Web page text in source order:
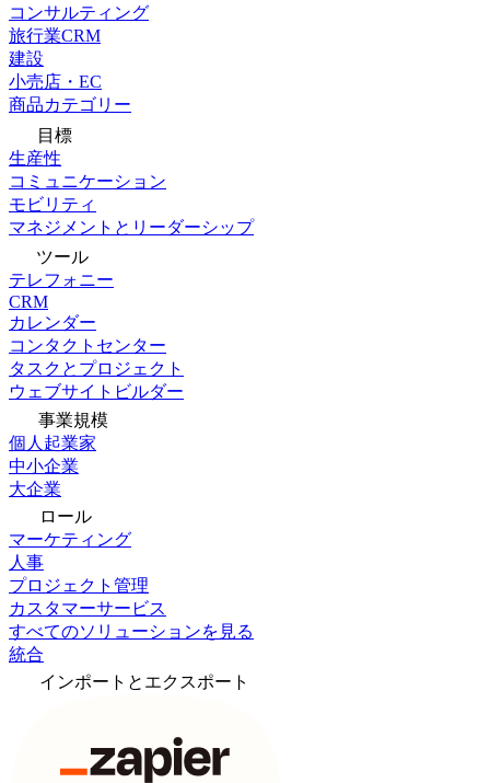
コンサルティング
旅行業CRM
建設
小売店・EC
商品カテゴリー
目標
生産性
コミュニケーション
モビリティ
マネジメントとリーダーシップ
ツール
テレフォニー
CRM
カレンダー
コンタクトセンター
タスクとプロジェクト
ウェブサイトビルダー
事業規模
個人起業家
中小企業
大企業
ロール
マーケティング
人事
プロジェクト管理
カスタマーサービス
すべてのソリューションを見る
統合
インポートとエクスポート